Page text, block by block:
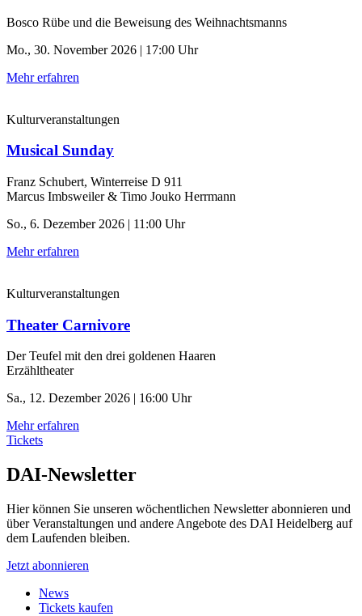
Bosco Rübe und die Beweisung des Weihnachtsmanns
Mo., 30. November 2026 | 17:00 Uhr
Mehr erfahren
Kulturveranstaltungen
Musical Sunday
Franz Schubert, Winterreise D 911
Marcus Imbsweiler & Timo Jouko Herrmann
So., 6. Dezember 2026 | 11:00 Uhr
Mehr erfahren
Kulturveranstaltungen
Theater Carnivore
Der Teufel mit den drei goldenen Haaren
Erzähltheater
Sa., 12. Dezember 2026 | 16:00 Uhr
Mehr erfahren
Tickets
DAI-Newsletter
Hier können Sie unseren wöchentlichen Newsletter abonnieren und
über Veranstaltungen und andere Angebote des DAI Heidelberg auf
dem Laufenden bleiben.
Jetzt abonnieren
News
Tickets kaufen